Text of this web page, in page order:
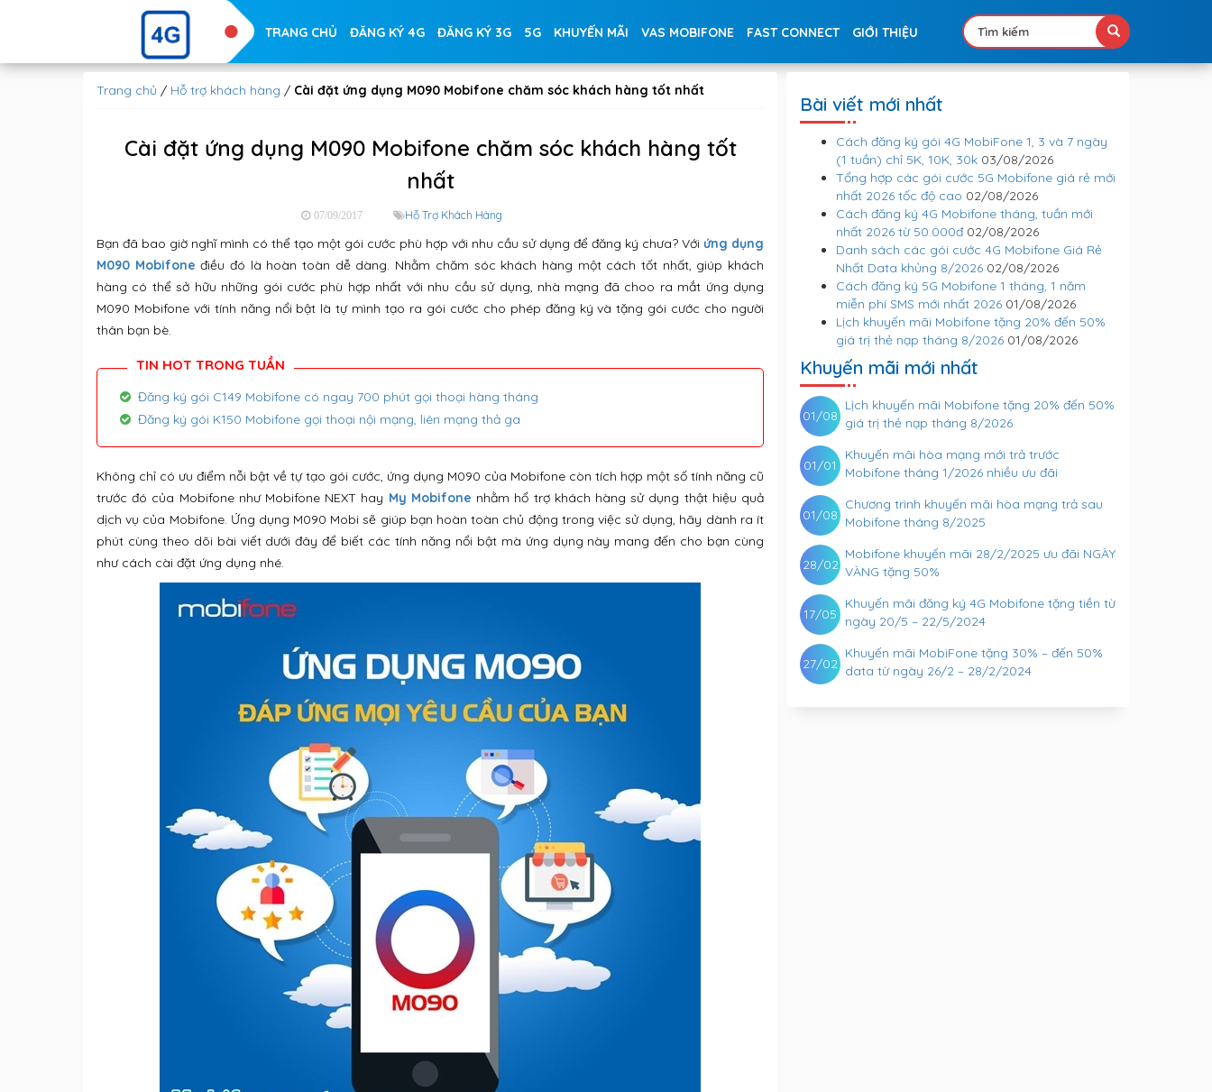
TRANG CHỦ ĐĂNG KÝ 4G ĐĂNG KÝ 3G 5G KHUYẾN MÃI VAS MOBIFONE FAST CONNECT GIỚI THIỆU
Trang chủ / Hỗ trợ khách hàng / Cài đặt ứng dụng M090 Mobifone chăm sóc khách hàng tốt nhất
Cài đặt ứng dụng M090 Mobifone chăm sóc khách hàng tốt
nhất
07/09/2017 Hỗ Trợ Khách Hàng
Bạn đã bao giờ nghĩ mình có thể tạo một gói cước phù hợp với nhu cầu sử dụng để đăng ký chưa? Với ứng dụng
M090 Mobifone điều đó là hoàn toàn dễ dàng. Nhằm chăm sóc khách hàng một cách tốt nhất, giúp khách
hàng có thể sở hữu những gói cước phù hợp nhất với nhu cầu sử dụng, nhà mạng đã choo ra mắt ứng dụng
M090 Mobifone với tính năng nổi bật là tự mình tạo ra gói cước cho phép đăng ký và tặng gói cước cho người
thân bạn bè.
Đăng ký gói C149 Mobifone có ngay 700 phút gọi thoại hàng tháng
Đăng ký gói K150 Mobifone gọi thoại nội mạng, liên mạng thả ga
Không chỉ có ưu điểm nỗi bật về tự tạo gói cước, ứng dụng M090 của Mobifone còn tích hợp một số tính năng cũ
trước đó của Mobifone như Mobifone NEXT hay My Mobifone nhằm hổ trợ khách hàng sử dụng thật hiệu quả
dịch vụ của Mobifone. Ứng dụng M090 Mobi sẽ giúp bạn hoàn toàn chủ động trong việc sử dụng, hãy dành ra ít
phút cùng theo dõi bài viết dưới đây để biết các tính năng nổi bật mà ứng dụng này mang đến cho bạn cùng
như cách cài đặt ứng dụng nhé.
Bài viết mới nhất
Cách đăng ký gói 4G MobiFone 1, 3 và 7 ngày
(1 tuần) chỉ 5K, 10K, 30k 03/08/2026
Tổng hợp các gói cước 5G Mobifone giá rẻ mới
nhất 2026 tốc độ cao 02/08/2026
Cách đăng ký 4G Mobifone tháng, tuần mới
nhất 2026 từ 50.000đ 02/08/2026
Danh sách các gói cước 4G Mobifone Giá Rẻ
Nhất Data khủng 8/2026 02/08/2026
Cách đăng ký 5G Mobifone 1 tháng, 1 năm
miễn phí SMS mới nhất 2026 01/08/2026
Lịch khuyến mãi Mobifone tặng 20% đến 50%
giá trị thẻ nạp tháng 8/2026 01/08/2026
Khuyến mãi mới nhất
Lịch khuyến mãi Mobifone tặng 20% đến 50%
giá trị thẻ nạp tháng 8/2026
01/08
Khuyến mãi hòa mạng mới trả trước
Mobifone tháng 1/2026 nhiều ưu đãi
01/01
Chương trình khuyến mãi hòa mạng trả sau
Mobifone tháng 8/2025
01/08
Mobifone khuyến mãi 28/2/2025 ưu đãi NGÀY
VÀNG tặng 50%
28/02
Khuyến mãi đăng ký 4G Mobifone tặng tiền từ
ngày 20/5 – 22/5/2024
17/05
Khuyến mãi MobiFone tặng 30% – đến 50%
data từ ngày 26/2 – 28/2/2024
27/02